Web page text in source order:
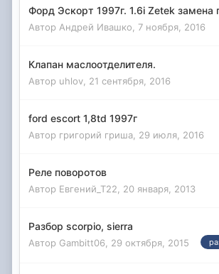
Форд Эскорт 1997г. 1.6i Zetek замена
Автор Андрей Ивашко 7 ноября, 2016
Клапан маслоотделителя.
Автор uhlov 21 сентября, 2016
ford escort 1,8td 1997г
Автор григорий гриша 29 июля, 2016
Реле поворотов
Автор Евгений_Т22 20 января, 2013
Разбор scorpio, sierra
Автор Gambitt06 29 октября, 2015